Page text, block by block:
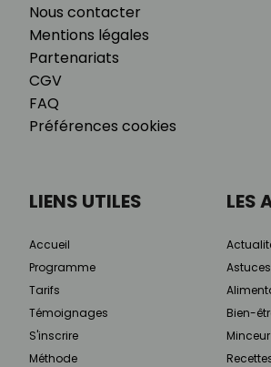
Nous contacter
Mentions légales
Partenariats
CGV
FAQ
Préférences cookies
LIENS UTILES
Accueil
Programme
Tarifs
Témoignages
S'inscrire
Méthode
LES
Bien-
Minceur